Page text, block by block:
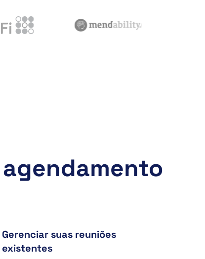
Gerenciar suas reuniões
existentes